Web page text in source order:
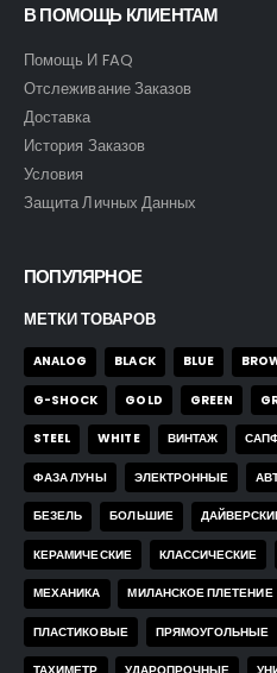
В ПОМОЩЬ КЛИЕНТАМ
Помощь И FAQ
Отслеживание Заказов
Доставка
История Заказов
Условия
Защита Личных Данных
ПОПУЛЯРНОЕ
МЕТКИ ТОВАРОВ
ANALOG BLACK BLUE
G-SHOCK GOLD GREEN
STEEL WHITE ВИНТАЖ
ФАЗА ЛУНЫ ЭЛЕКТРОННЫЕ
БЕЗЕЛЬ БОЛЬШИЕ
КЕРАМИЧЕСКИЕ КЛАССИЧЕСКИЕ
МЕХАНИКА МИЛАНСКОЕ ПЛЕТЕНИЕ
ПЛАСТИКОВЫЕ ПРЯМОУГОЛЬНЫЕ